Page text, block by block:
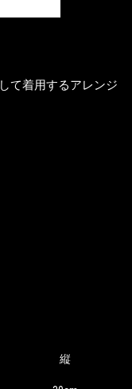
て着用するアレンジ
縦